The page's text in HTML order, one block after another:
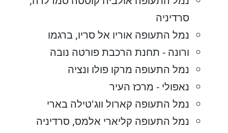
סרדיניה
נמל התעופה אוריו אל סריו, ברגמו
ורונה - תחנת הרכבת פורטה נובה
נמל התעופה מרקו פולו ונציה
נאפולי - מרכז העיר
נמל התעופה קארול ווג'טילה בארי
נמל התעופה קליארי אלמס, סרדיניה